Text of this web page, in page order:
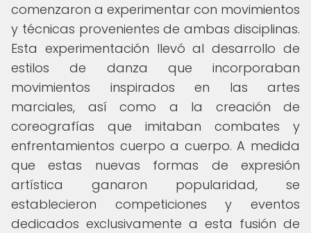
comenzaron a experimentar con movimientos
y técnicas provenientes de ambas disciplinas.
Esta experimentación llevó al desarrollo de
estilos de danza que incorporaban
movimientos inspirados en las artes
marciales, así como a la creación de
coreografías que imitaban combates y
enfrentamientos cuerpo a cuerpo. A medida
que estas nuevas formas de expresión
artística ganaron popularidad, se
establecieron competiciones y eventos
dedicados exclusivamente a esta fusión de